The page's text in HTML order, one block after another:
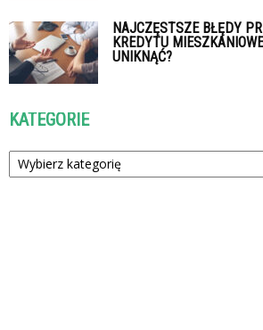
NAJCZĘSTSZE BŁĘDY
KREDYTU
UNIKNĄĆ?
KATEGORIE
Kategorie